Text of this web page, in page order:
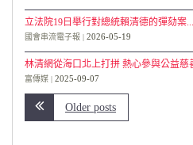
立法院19日舉行對總統賴清德的彈劾案...
國會串流電子報 2026-05-19
林清網從海口北上打拼 熱心參與公益慈
富傳媒 2025-09-07
Older posts